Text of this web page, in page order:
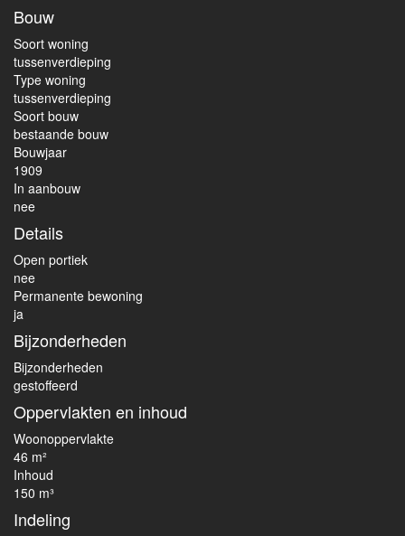
Bouw
Soort woning
tussenverdieping
Type woning
tussenverdieping
Soort bouw
bestaande bouw
Bouwjaar
1909
In aanbouw
nee
Details
Open portiek
nee
Permanente bewoning
ja
Bijzonderheden
Bijzonderheden
gestoffeerd
Oppervlakten en inhoud
Woonoppervlakte
46 m²
Inhoud
150 m³
Indeling